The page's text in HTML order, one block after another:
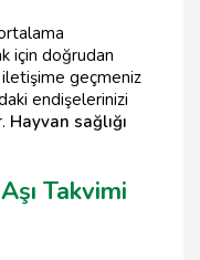
için doğrudan
geçmeniz
endişelerinizi
Hayvan sağlığı
Takvimi